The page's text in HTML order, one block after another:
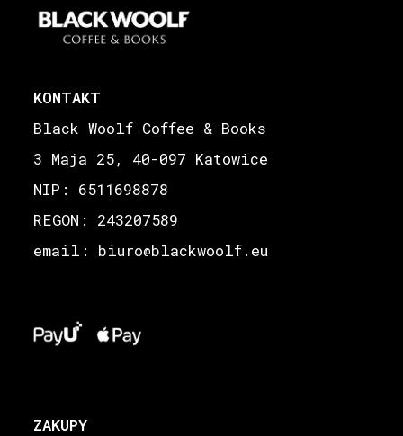
KONTAKT
Black Woolf Coffee & Books
3 Maja 25, 40-097 Katowice
NIP: 6511698878
REGON: 243207589
email: biuro@blackwoolf.eu
ZAKUPY